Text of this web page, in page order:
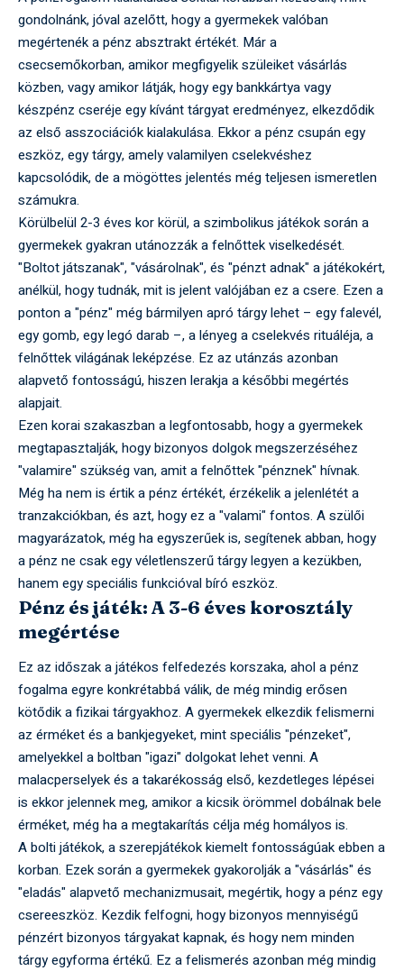
gondolnánk, jóval azelőtt, hogy a gyermekek valóban
megértenék a pénz absztrakt értékét. Már a
csecsemőkorban, amikor megfigyelik szüleiket vásárlás
közben, vagy amikor látják, hogy egy bankkártya vagy
készpénz cseréje egy kívánt tárgyat eredményez, elkezdődik
az első asszociációk kialakulása. Ekkor a pénz csupán egy
eszköz, egy tárgy, amely valamilyen cselekvéshez
kapcsolódik, de a mögöttes jelentés még teljesen ismeretlen
számukra.
Körülbelül 2-3 éves kor körül, a szimbolikus játékok során a
gyermekek gyakran utánozzák a felnőttek viselkedését.
"Boltot játszanak", "vásárolnak", és "pénzt adnak" a játékokért,
anélkül, hogy tudnák, mit is jelent valójában ez a csere. Ezen a
ponton a "pénz" még bármilyen apró tárgy lehet – egy falevél,
egy gomb, egy legó darab –, a lényeg a cselekvés rituáléja, a
felnőttek világának leképzése. Ez az utánzás azonban
alapvető fontosságú, hiszen lerakja a későbbi megértés
alapjait.
Ezen korai szakaszban a legfontosabb, hogy a gyermekek
megtapasztalják, hogy bizonyos dolgok megszerzéséhez
"valamire" szükség van, amit a felnőttek "pénznek" hívnak.
Még ha nem is értik a pénz értékét, érzékelik a jelenlétét a
tranzakciókban, és azt, hogy ez a "valami" fontos. A szülői
magyarázatok, még ha egyszerűek is, segítenek abban, hogy
a pénz ne csak egy véletlenszerű tárgy legyen a kezükben,
hanem egy speciális funkcióval bíró eszköz.
Pénz és játék: A 3-6 éves korosztály
megértése
Ez az időszak a játékos felfedezés korszaka, ahol a pénz
fogalma egyre konkrétabbá válik, de még mindig erősen
kötődik a fizikai tárgyakhoz. A gyermekek elkezdik felismerni
az érméket és a bankjegyeket, mint speciális "pénzeket",
amelyekkel a boltban "igazi" dolgokat lehet venni. A
malacperselyek és a takarékosság első, kezdetleges lépései
is ekkor jelennek meg, amikor a kicsik örömmel dobálnak bele
érméket, még ha a megtakarítás célja még homályos is.
A bolti játékok, a szerepjátékok kiemelt fontosságúak ebben a
korban. Ezek során a gyermekek gyakorolják a "vásárlás" és
"eladás" alapvető mechanizmusait, megértik, hogy a pénz egy
csereeszköz. Kezdik felfogni, hogy bizonyos mennyiségű
pénzért bizonyos tárgyakat kapnak, és hogy nem minden
tárgy egyforma értékű. Ez a felismerés azonban még mindig